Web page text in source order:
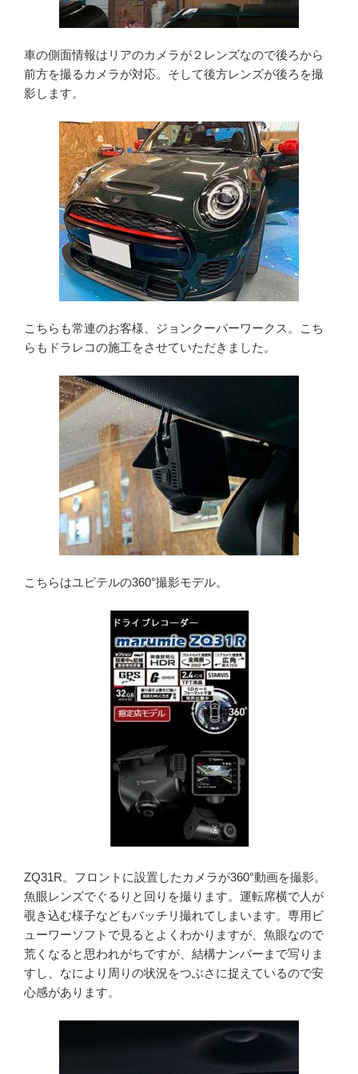
車の側面情報はリアのカメラが２レンズなので後ろから
前方を撮るカメラが対応。そして後方レンズが後ろを撮
影します。
こちらも常連のお客様、ジョンクーパーワークス。こち
らもドラレコの施工をさせていただきました。
こちらはユピテルの360°撮影モデル。
ZQ31R。フロントに設置したカメラが360°動画を撮影。
魚眼レンズでぐるりと回りを撮ります。運転席横で人が
覗き込む様子などもバッチリ撮れてしまいます。専用ビ
ューワーソフトで見るとよくわかりますが、魚眼なので
荒くなると思われがちですが、結構ナンバーまで写りま
すし、なにより周りの状況をつぶさに捉えているので安
心感があります。